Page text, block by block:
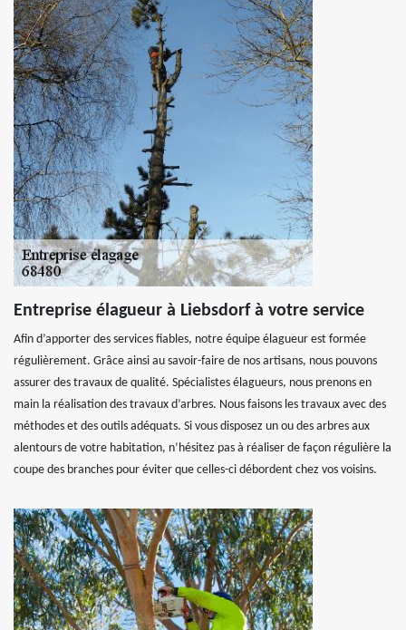
Entreprise élagueur à Liebsdorf à votre service
Afin d’apporter des services fiables, notre équipe élagueur est formée
régulièrement. Grâce ainsi au savoir-faire de nos artisans, nous pouvons
assurer des travaux de qualité. Spécialistes élagueurs, nous prenons en
main la réalisation des travaux d’arbres. Nous faisons les travaux avec des
méthodes et des outils adéquats. Si vous disposez un ou des arbres aux
alentours de votre habitation, n’hésitez pas à réaliser de façon régulière la
coupe des branches pour éviter que celles-ci débordent chez vos voisins.